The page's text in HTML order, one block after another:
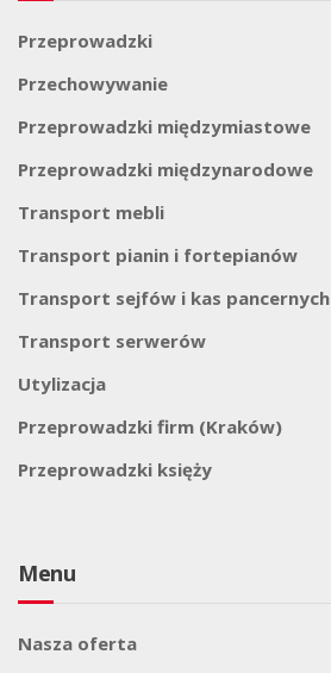
Przeprowadzki
Przechowywanie
Przeprowadzki międzymiastowe
Przeprowadzki międzynarodowe
Transport mebli
Transport pianin i fortepianów
Transport sejfów i kas pancernych
Transport serwerów
Utylizacja
Przeprowadzki firm (Kraków)
Przeprowadzki księży
Menu
Nasza oferta